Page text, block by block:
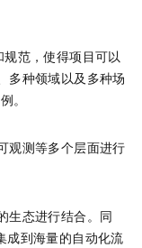
规范，使得项目可以
多种领域以及多种场
。
观测等多个层面进行
生态进行结合。同
成到海量的自动化流